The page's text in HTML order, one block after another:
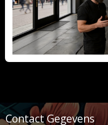
Contact Gegevens